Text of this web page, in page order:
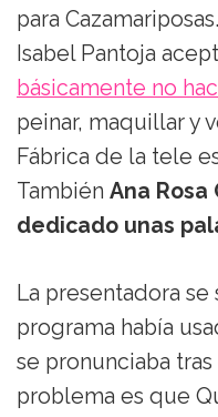
para
Isabel Pantoja
básicamente no
peinar, maquillar y
Fábrica de la tele
También Ana Rosa
dedicado unas
La presentadora
programa había
se pronunciaba
problema es que